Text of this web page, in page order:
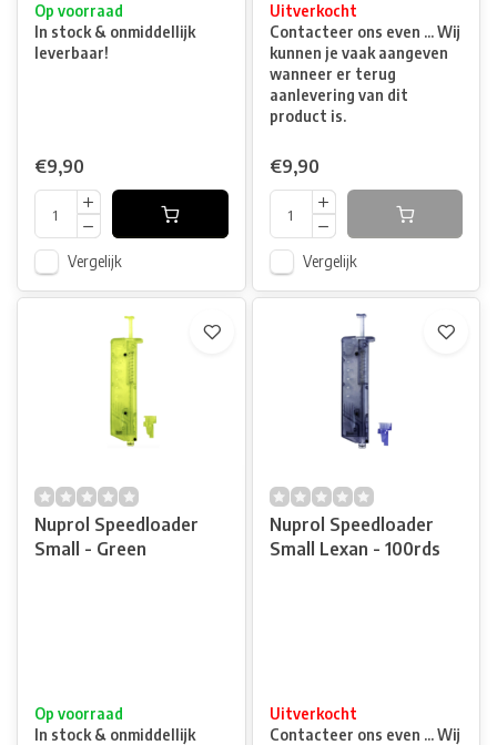
Op voorraad
In stock & onmiddellijk
leverbaar!
€9,90
Vergelijk
Uitverkocht
Contacteer ons even ... Wij
kunnen je vaak aangeven
wanneer er terug
aanlevering van dit
product is.
€9,90
Vergelijk
Nuprol Speedloader
Small - Green
Op voorraad
In stock & onmiddellijk
Nuprol Speedloader
Small Lexan - 100rds
Uitverkocht
Contacteer ons even ... Wij